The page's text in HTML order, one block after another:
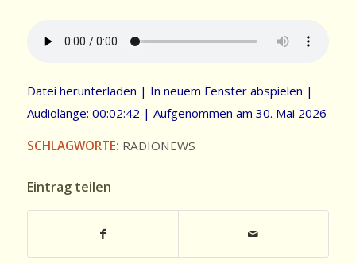
Datei herunterladen | In neuem Fenster abspielen |
Audiolänge: 00:02:42 | Aufgenommen am 30. Mai 2026
SCHLAGWORTE: RADIONEWS
Eintrag teilen